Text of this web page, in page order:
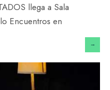
llega a Sala
Encuentros en
→